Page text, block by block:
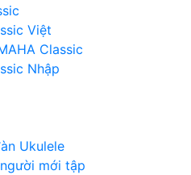
Việt
Classic
Nhập
Ukulele
mới tập